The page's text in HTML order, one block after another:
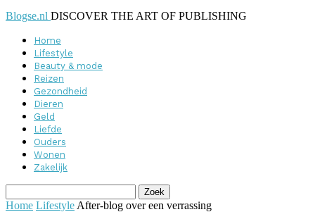
Blogse.nl DISCOVER THE ART OF PUBLISHING
Home
Lifestyle
Beauty & mode
Reizen
Gezondheid
Dieren
Geld
Liefde
Ouders
Wonen
Zakelijk
Home Lifestyle After-blog over een verrassing